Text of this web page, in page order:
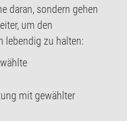
daran, sondern gehen
um den
lebendig zu halten:
mit gewählter